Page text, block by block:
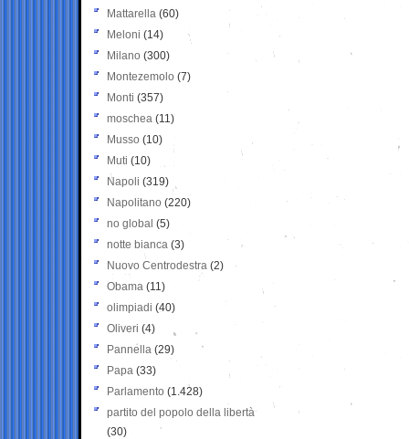
Mattarella (60)
Meloni (14)
Milano (300)
Montezemolo (7)
Monti (357)
moschea (11)
Musso (10)
Muti (10)
Napoli (319)
Napolitano (220)
no global (5)
notte bianca (3)
Nuovo Centrodestra (2)
Obama (11)
olimpiadi (40)
Oliveri (4)
Pannella (29)
Papa (33)
Parlamento (1.428)
partito del popolo della libertà
(30)